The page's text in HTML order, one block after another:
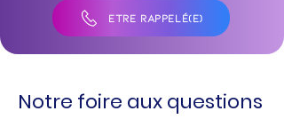
ÊTRE RAPPELÉ(E)
Notre foire aux questions